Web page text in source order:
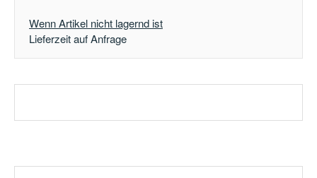
Wenn Artikel nicht lagernd ist
Lieferzeit auf Anfrage